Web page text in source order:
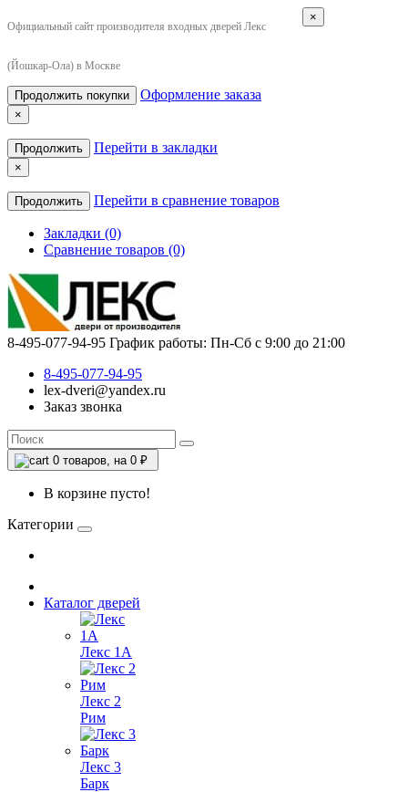
Официальный сайт производителя входных дверей Лекс
(Йошкар-Ола) в Москве
×
Продолжить покупки Оформление заказа
×
Продолжить Перейти в закладки
×
Продолжить Перейти в сравнение товаров
Закладки (0)
Сравнение товаров (0)
8-495-077-94-95 График работы: Пн-Сб с 9:00 до 21:00
8-495-077-94-95
lex-dveri@yandex.ru
Заказ звонка
0 товаров, на 0 ₽
В корзине пусто!
Категории
Каталог дверей
Лекс 1А
Лекс 2
Рим
Лекс 3
Барк